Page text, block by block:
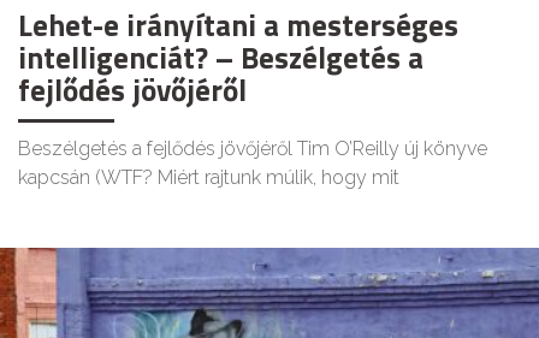
Lehet-e irányítani a mesterséges
intelligenciát? – Beszélgetés a
fejlődés jövőjéről
Beszélgetés a fejlődés jövőjéről Tim O’Reilly új könyve
kapcsán (WTF? Miért rajtunk múlik, hogy mit